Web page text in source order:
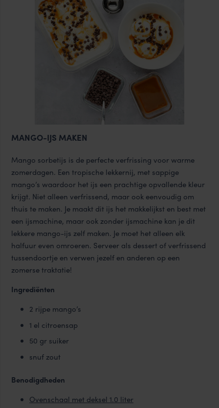
MANGO-IJS MAKEN
Mango sorbetijs is de perfecte verfrissing voor warme
zomerdagen. Een tropische lekkernij, met sappige
mango’s waardoor het ijs een prachtige opvallende kleur
krijgt. Niet alleen verfrissend, maar ook eenvoudig om
thuis te maken. Je maakt dit ijs het makkelijkst en best met
een ijsmachine, maar ook zonder ijsmachine kan je dit
lekkere mango-ijs zelf maken. Je moet het alleen elk
halfuur even omroeren. Serveer als dessert of verfrissend
tussendoortje en verwen jezelf en anderen op een
zomerse traktatie!
Ingrediënten
2 rijpe mango’s
1 el citroensap
50 gr suiker
snuf zout
Benodigdheden
Ovenschaal met deksel 1.0 liter